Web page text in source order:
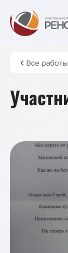
Все работы